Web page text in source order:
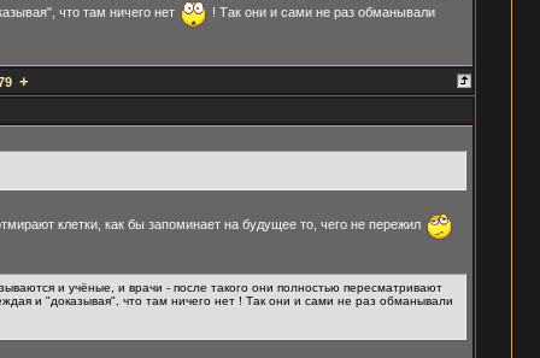
что там ничего нет
! Так они и сами не раз обманывали
+
клетки, как бы запоминает на будущее то, чего не пережил
и учёные, и врачи - после такого они полностью пересматривают
и "доказывая", что там ничего нет ! Так они и сами не раз обманывали